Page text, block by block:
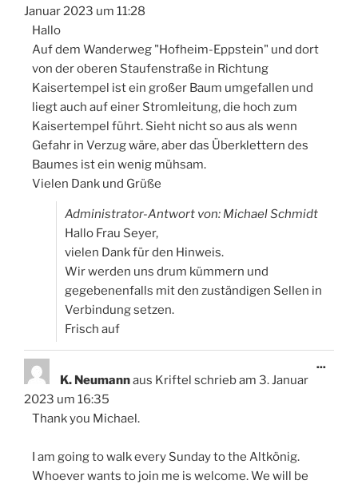
Januar 2023 um 11:28
Hallo
Auf dem Wanderweg "Hofheim-Eppstein" und dort
von der oberen Staufenstraße in Richtung
Kaisertempel ist ein großer Baum umgefallen und
liegt auch auf einer Stromleitung, die hoch zum
Kaisertempel führt. Sieht nicht so aus als wenn
Gefahr in Verzug wäre, aber das Überklettern des
Baumes ist ein wenig mühsam.
Vielen Dank und Grüße
Administrator-Antwort von: Michael Schmidt
Hallo Frau Seyer,
vielen Dank für den Hinweis.
Wir werden uns drum kümmern und
gegebenenfalls mit den zuständigen Sellen in
Verbindung setzen.
Frisch auf
K. Neumannaus Kriftel schrieb am 3. Januar
2023 um 16:35
Thank you Michael.
I am going to walk every Sunday to the Altkönig.
Whoever wants to join me is welcome. We will be
...